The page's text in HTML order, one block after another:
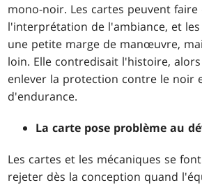
mono-noir. Les cartes peuvent faire
l'interprétation de l'ambiance, et
une petite marge de manœuvre,
loin. Elle contredisait l'histoire,
enlever la protection contre le noir
d'endurance.
La carte pose problème au
Les cartes et les mécaniques se
rejeter dès la conception quand